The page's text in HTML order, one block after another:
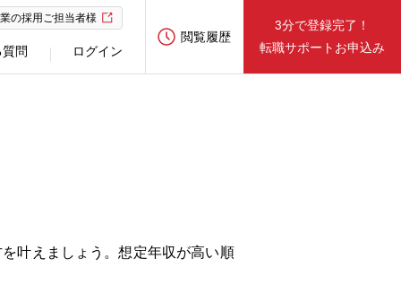
の採用ご担当者様
問 ログイン
閲覧履歴
3分で登録完了！
転職サポートお申込み
叶えましょう。想定年収が高い順